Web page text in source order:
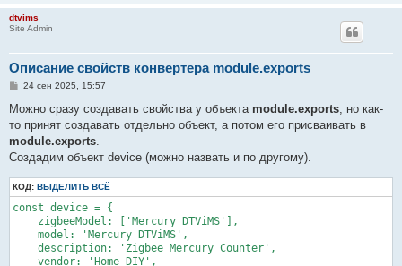
dtvims
Site Admin
Описание свойств конвертера module.exports
С
о
щ
е
и
24 сен 2025, 15:57
Можно сразу создавать свойства у объекта module.exports , но как-
то принят создавать отдельно объект, а потом его присваивать в
module.exports
Создадим объект device (можно назвать и по другому).
КОД: ВЫДЕЛИТЬ ВСЁ
const device = {
    zigbeeModel: ['Mercury DTViMS'],
    model: 'Mercury DTViMS',
    description: 'Zigbee Mercury Counter',
    vendor: 'Home DIY',